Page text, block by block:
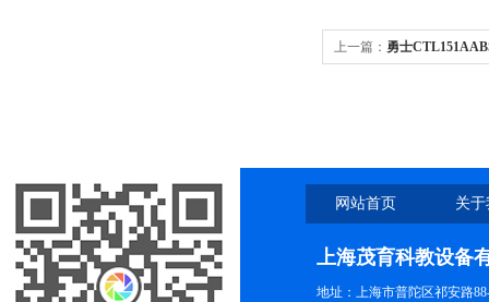
上一篇： 勇士
网站首页 关
上海茂育科教设备
地址：上海市普陀区祁安路